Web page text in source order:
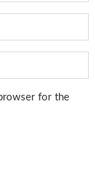
for the